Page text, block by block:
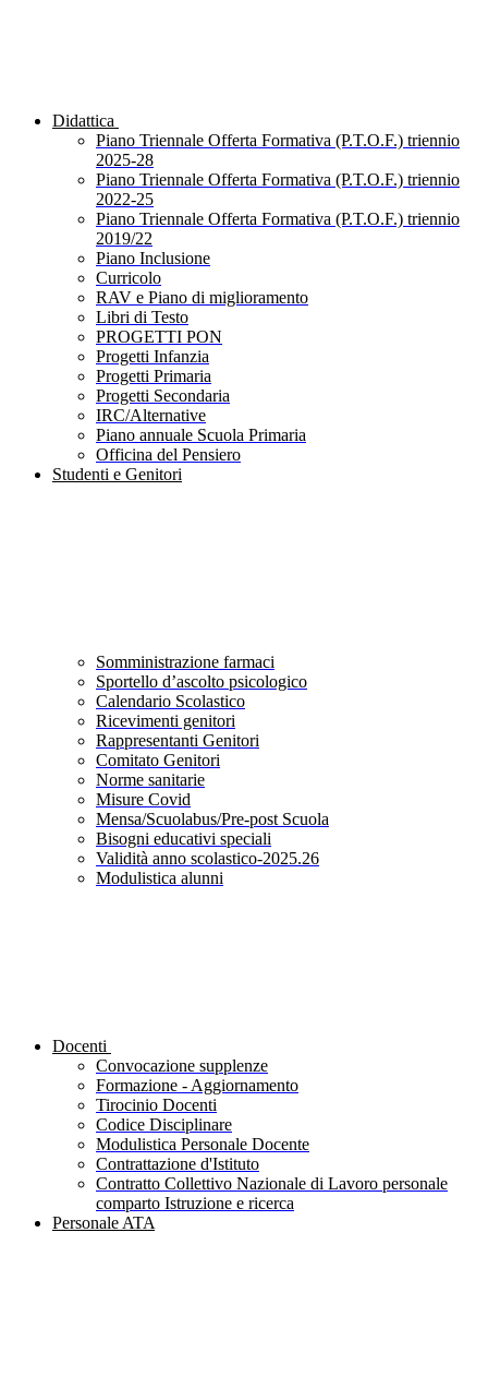
Didattica
Piano Triennale Offerta Formativa (P.T.O.F.) triennio
2025-28
Piano Triennale Offerta Formativa (P.T.O.F.) triennio
2022-25
Piano Triennale Offerta Formativa (P.T.O.F.) triennio
2019/22
Piano Inclusione
Curricolo
RAV e Piano di miglioramento
Libri di Testo
PROGETTI PON
Progetti Infanzia
Progetti Primaria
Progetti Secondaria
IRC/Alternative
Piano annuale Scuola Primaria
Officina del Pensiero
Studenti e Genitori
Somministrazione farmaci
Sportello d’ascolto psicologico
Calendario Scolastico
Ricevimenti genitori
Rappresentanti Genitori
Comitato Genitori
Norme sanitarie
Misure Covid
Mensa/Scuolabus/Pre-post Scuola
Bisogni educativi speciali
Validità anno scolastico-2025.26
Modulistica alunni
Docenti
Convocazione supplenze
Formazione - Aggiornamento
Tirocinio Docenti
Codice Disciplinare
Modulistica Personale Docente
Contrattazione d'Istituto
Contratto Collettivo Nazionale di Lavoro personale
comparto Istruzione e ricerca
Personale ATA